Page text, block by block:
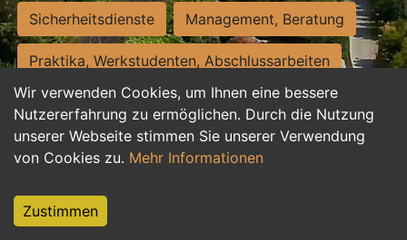
Wir verwenden Cookies, um Ihnen eine bessere
Nutzererfahrung zu ermöglichen. Durch die Nutzung
unserer Webseite stimmen Sie unserer Verwendung
von Cookies zu. Mehr Informationen
Zustimmen
Sicherheitsdienste Management, Beratung
Praktika, Werkstudenten, Abschlussarbeiten
Personalwesen Assistenz, Sekretariat
Hilfskräfte, Aushilfs- und Nebenjobs
Weiterbildung, Studium, duale Ausbildung